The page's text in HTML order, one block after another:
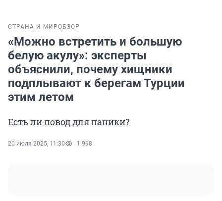
СТРАНА И МИРОБЗОР
«Можно встретить и большую
белую акулу»: эксперты
объяснили, почему хищники
подплывают к берегам Турции
этим летом
Есть ли повод для паники?
20 июля 2025, 11:30 1 998